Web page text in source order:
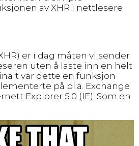
av XHR i nettlesere
er i dag måten vi sender
uten å laste inn en helt
var dette en funksjon
på bl.a. Exchange
Explorer 5.0 (IE). Som en